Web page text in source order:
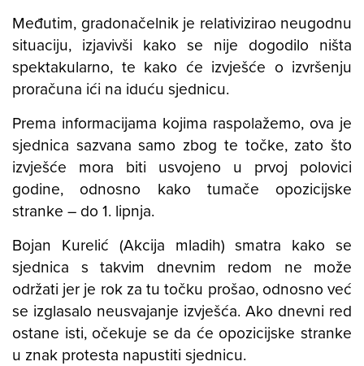
Međutim, gradonačelnik je relativizirao neugodnu
situaciju, izjavivši kako se nije dogodilo ništa
spektakularno, te kako će izvješće o izvršenju
proračuna ići na iduću sjednicu.
Prema informacijama kojima raspolažemo, ova je
sjednica sazvana samo zbog te točke, zato što
izvješće mora biti usvojeno u prvoj polovici
godine, odnosno kako tumače opozicijske
stranke – do 1. lipnja.
Bojan Kurelić (Akcija mladih) smatra kako se
sjednica s takvim dnevnim redom ne može
održati jer je rok za tu točku prošao, odnosno već
se izglasalo neusvajanje izvješća. Ako dnevni red
ostane isti, očekuje se da će opozicijske stranke
u znak protesta napustiti sjednicu.